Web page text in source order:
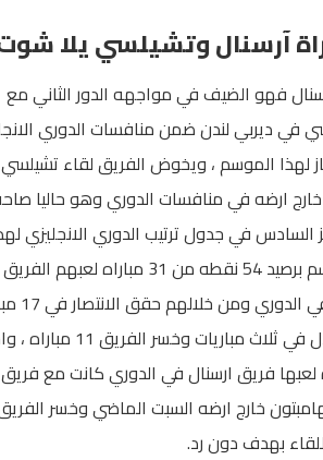
آرسنال وتشيلسي يلا
فهو الضيف في مواجهه الدور الثاني مع
في ديربي لندن ضمن منافسات الدوري
لهذا الموسم ، ويخوض الفريق لقاء تشيلسي
خارج ارضه في منافسات الدوري وهو حاليا
السادس في جدول ترتيب الدوري الانجليزي
الموسم برصيد 54 نقطه من 31 مباراه لعبهم
الان في
وتعادل في ثلاث مباريات وخسر الفريق 11
لعبها فريق ارسنال في الدوري كانت مع فريق
خارج ارضه السبت الماضي وخسر
بهدف دون رد.